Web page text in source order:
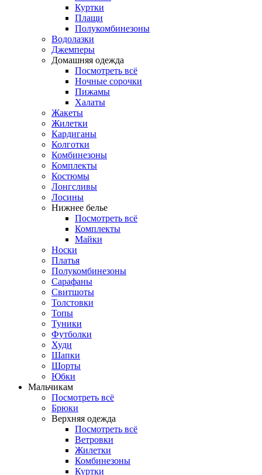
Куртки
Плащи
Полукомбинезоны
Водолазки
Джемперы
Домашняя одежда
Посмотреть всё
Ночные сорочки
Пижамы
Халаты
Жакеты
Жилетки
Кардиганы
Колготки
Комбинезоны
Комплекты
Костюмы
Лонгсливы
Лосины
Нижнее белье
Посмотреть всё
Комплекты
Майки
Носки
Платья
Полукомбинезоны
Сарафаны
Свитшоты
Толстовки
Топы
Туники
Футболки
Худи
Шапки
Шорты
Юбки
Мальчикам
Посмотреть всё
Брюки
Верхняя одежда
Посмотреть всё
Ветровки
Жилетки
Комбинезоны
Куртки